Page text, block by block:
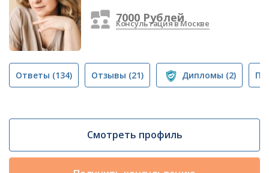
7000 Рублей
Консультация в Москве
Ответы (134) Отзывы (21) Дипломы (2)
Смотреть профиль